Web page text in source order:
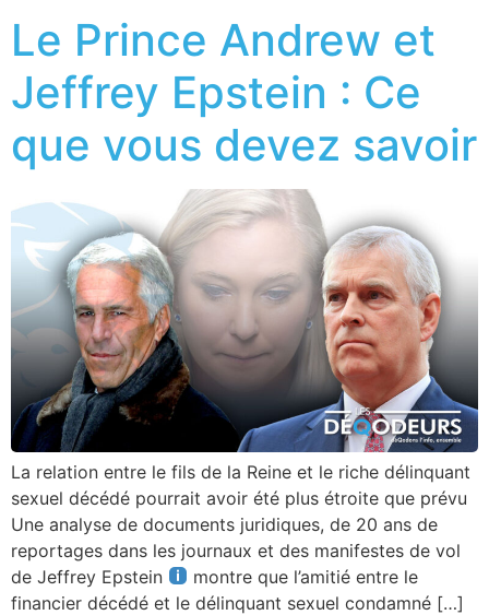
Le Prince Andrew et
Jeffrey Epstein : Ce
que vous devez savoir
La relation entre le fils de la Reine et le riche délinquant
sexuel décédé pourrait avoir été plus étroite que prévu
Une analyse de documents juridiques, de 20 ans de
reportages dans les journaux et des manifestes de vol
de Jeffrey Epstein
montre que l’amitié entre le
financier décédé et le délinquant sexuel condamné […]